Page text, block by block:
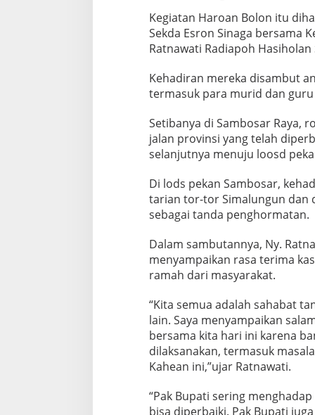
Kegiatan Haroan Bolon itu
Sekda Esron Sinaga bersama
Ratnawati Radiapoh
Kehadiran mereka disambut
termasuk para murid dan guru
Setibanya di Sambosar Raya,
jalan provinsi yang telah
selanjutnya menuju loosd
Di lods pekan Sambosar,
tarian tor-tor Simalungun dan
sebagai tanda penghormatan.
Dalam sambutannya, Ny.
menyampaikan rasa terima
ramah dari masyarakat.
“Kita semua adalah sahabat
lain. Saya menyampaikan
bersama kita hari ini karena
dilaksanakan, termasuk
Kahean ini,”ujar Ratnawati.
“Pak Bupati sering
bisa diperbaiki. Pak Bupati